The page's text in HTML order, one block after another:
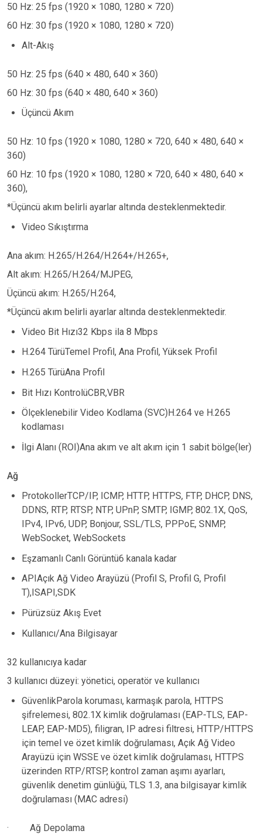
50 Hz: 25 fps (1920 × 1080, 1280 × 720)
60 Hz: 30 fps (1920 × 1080, 1280 × 720)
Alt-Akış
50 Hz: 25 fps (640 × 480, 640 × 360)
60 Hz: 30 fps (640 × 480, 640 × 360)
Üçüncü Akım
50 Hz: 10 fps (1920 × 1080, 1280 × 720, 640 × 480, 640 ×
360)
60 Hz: 10 fps (1920 × 1080, 1280 × 720, 640 × 480, 640 ×
360),
*Üçüncü akım belirli ayarlar altında desteklenmektedir.
Video Sıkıştırma
Ana akım: H.265/H.264/H.264+/H.265+,
Alt akım: H.265/H.264/MJPEG,
Üçüncü akım: H.265/H.264,
*Üçüncü akım belirli ayarlar altında desteklenmektedir.
Video Bit Hızı32 Kbps ila 8 Mbps
H.264 TürüTemel Profil, Ana Profil, Yüksek Profil
H.265 TürüAna Profil
Bit Hızı KontrolüCBR,VBR
Ölçeklenebilir Video Kodlama (SVC)H.264 ve H.265
kodlaması
İlgi Alanı (ROI)Ana akım ve alt akım için 1 sabit bölge(ler)
Ağ
ProtokollerTCP/IP, ICMP, HTTP, HTTPS, FTP, DHCP, DNS,
DDNS, RTP, RTSP, NTP, UPnP, SMTP, IGMP, 802.1X, QoS,
IPv4, IPv6, UDP, Bonjour, SSL/TLS, PPPoE, SNMP,
WebSocket, WebSockets
Eşzamanlı Canlı Görüntü6 kanala kadar
APIAçık Ağ Video Arayüzü (Profil S, Profil G, Profil
T),ISAPI,SDK
Pürüzsüz Akış Evet
Kullanıcı/Ana Bilgisayar
32 kullanıcıya kadar
3 kullanıcı düzeyi: yönetici, operatör ve kullanıcı
GüvenlikParola koruması, karmaşık parola, HTTPS
şifrelemesi, 802.1X kimlik doğrulaması (EAP-TLS, EAP-
LEAP, EAP-MD5), filigran, IP adresi filtresi, HTTP/HTTPS
için temel ve özet kimlik doğrulaması, Açık Ağ Video
Arayüzü için WSSE ve özet kimlik doğrulaması, HTTPS
üzerinden RTP/RTSP, kontrol zaman aşımı ayarları,
güvenlik denetim günlüğü, TLS 1.3, ana bilgisayar kimlik
doğrulaması (MAC adresi)
·
Ağ Depolama